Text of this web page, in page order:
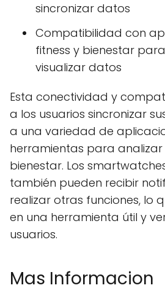
sincronizar datos
Compatibilidad con
fitness y bienestar
visualizar datos
Esta conectividad y
a los usuarios sincronizar
a una variedad de
herramientas para analizar
bienestar. Los
también pueden recibir
realizar otras funciones, lo
en una herramienta útil y
usuarios.
Mas Informacion